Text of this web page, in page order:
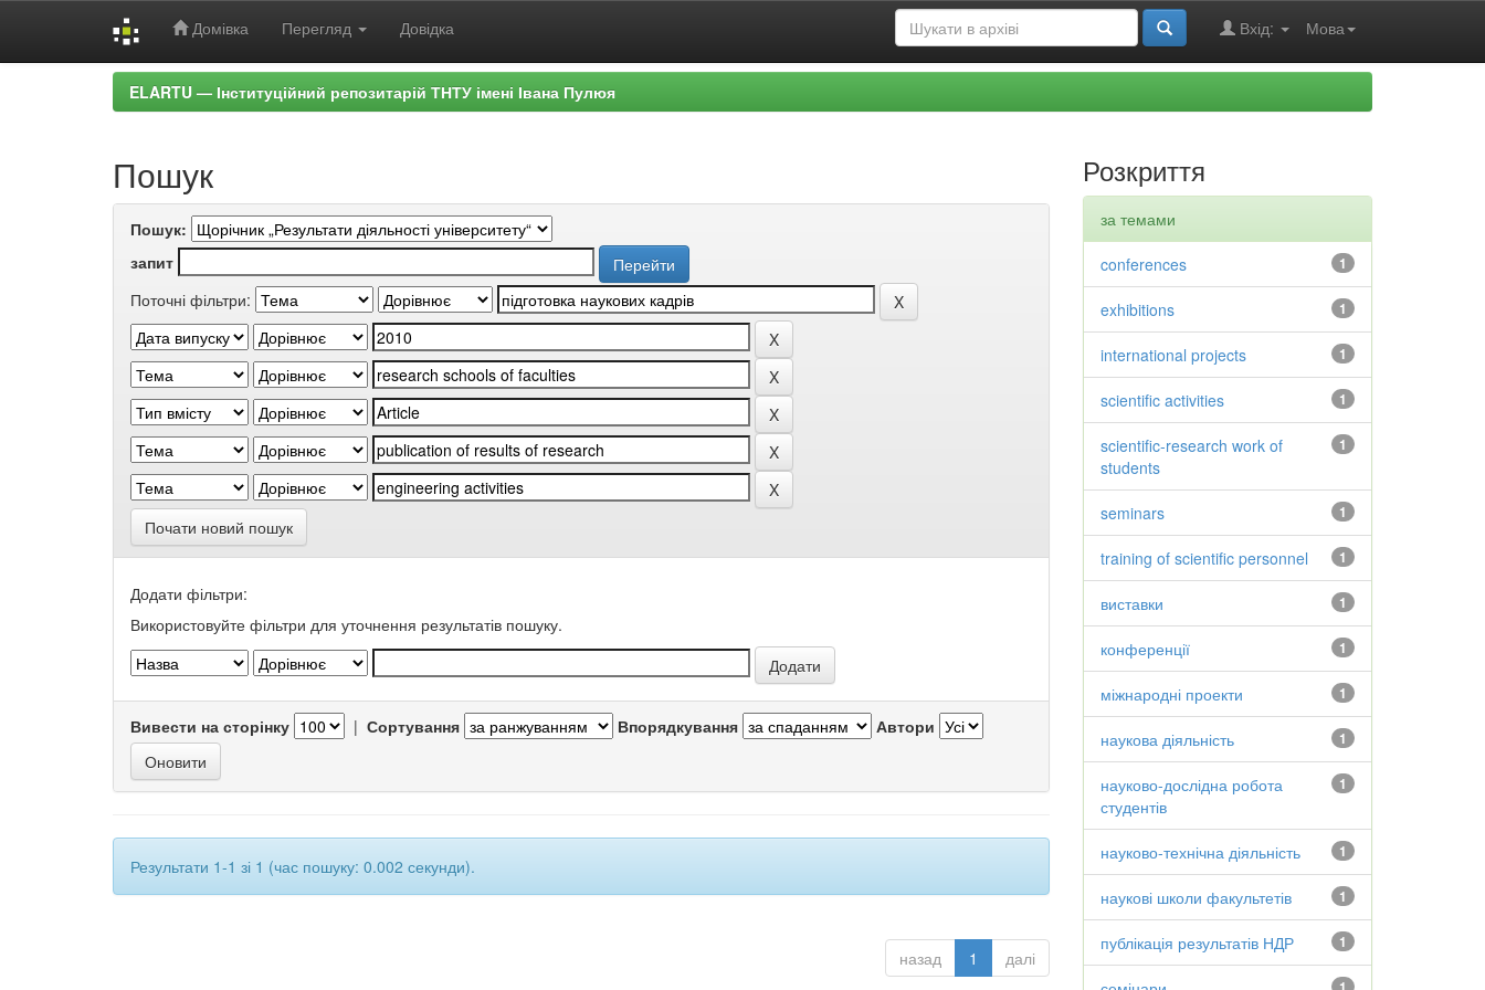
Домівка Перегляд Довідка Мова
Вхід:
ELARTU — Інституційний репозитарій ТНТУ імені Івана Пулюя
Пошук
Пошук:
запит
Поточні фільтри:
Почати новий пошук
Додати фільтри:
Використовуйте фільтри для уточнення результатів пошуку.
Вивести на сторінку | Сортування Впорядкування Автори
Результати 1-1 зі 1 (час пошуку: 0.002 секунди).
назад 1 далі
Розкриття
за темами
1
conferences
1
exhibitions
1
international projects
1
scientific activities
1
scientific-research work of
students
1
seminars
1
training of scientific personnel
1
виставки
1
конференції
1
міжнародні проекти
1
наукова діяльність
1
науково-дослідна робота
студентів
1
науково-технічна діяльність
1
наукові школи факультетів
1
публікація результатів НДР